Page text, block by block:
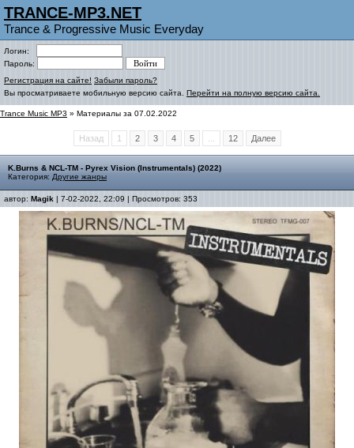
TRANCE-MP3.NET
Trance & Progressive Music Everyday
Логин:
Пароль:
Регистрация на сайте! Забыли пароль?
Вы просматриваете мобильную версию сайта. Перейти на полную версию сайта.
Trance Music MP3 » Материалы за 07.02.2022
Назад 1 2 3 4 5 12 Далее
K.Burns & NCL-TM - Pyrex Vision (Instrumentals) (2022)
Категория: Другие жанры
автор: Magik | 7-02-2022, 22:09 | Просмотров: 353